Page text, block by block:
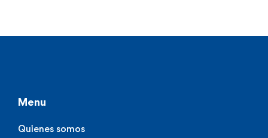
Menu
Quienes somos